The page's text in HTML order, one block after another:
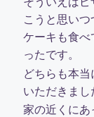
こうと思い
ケーキも食べ
ったです。
どちらも本
いただきまし
家の近くにあ